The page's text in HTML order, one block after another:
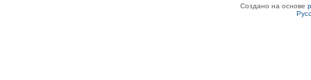
Создано на основе